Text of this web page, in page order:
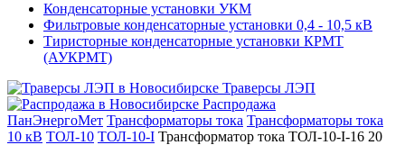
Конденсаторные установки УКМ
Фильтровые конденсаторные установки 0,4 - 10,5 кВ
Тиристорные конденсаторные установки КРМТ
(АУКРМТ)
Траверсы ЛЭП
Распродажа
ПанЭнергоМет Трансформаторы тока Трансформаторы тока
10 кВ ТОЛ-10 ТОЛ-10-I Трансформатор тока ТОЛ-10-I-16 20